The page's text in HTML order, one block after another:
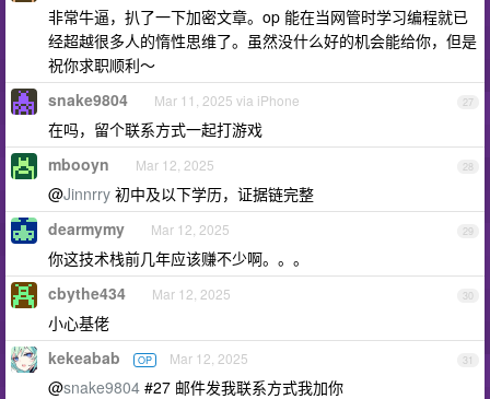
非常牛逼，扒了一下加密文章。op 能在当网管时学习编程就已
经超越很多人的惰性思维了。虽然没什么好的机会能给你，但是
祝你求职顺利～
27
snake9804 Mar 11, 2025 via iPhone
在吗，留个联系方式一起打游戏
28
mbooyn Mar 12, 2025
@Jinnrry 初中及以下学历，证据链完整
29
dearmymy Mar 12, 2025
你这技术栈前几年应该赚不少啊。。。
30
cbythe434 Mar 12, 2025
小心基佬
31
kekeabab OP Mar 12, 2025
@snake9804 #27 邮件发我联系方式我加你